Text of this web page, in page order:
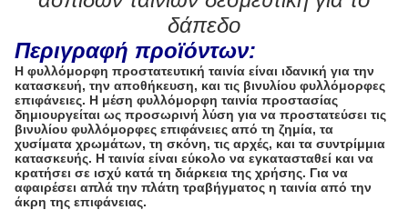
δάπεδο
Περιγραφή προϊόντων:
Η φυλλόμορφη προστατευτική ταινία είναι ιδανική για την
κατασκευή, την αποθήκευση, και τις βινυλίου φυλλόμορφες
επιφάνειες. Η μέση φυλλόμορφη ταινία προστασίας
δημιουργείται ως προσωρινή λύση για να προστατεύσει τις
βινυλίου φυλλόμορφες επιφάνειες από τη ζημία, τα
χυσίματα χρωμάτων, τη σκόνη, τις αρχές, και τα συντρίμμια
κατασκευής. Η ταινία είναι εύκολο να εγκατασταθεί και να
κρατήσει σε ισχύ κατά τη διάρκεια της χρήσης. Για να
αφαιρέσει απλά την πλάτη τραβήγματος η ταινία από την
άκρη της επιφάνειας.